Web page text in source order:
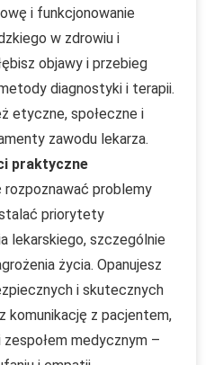
i funkcjonowanie
w zdrowiu i
objawy i przebieg
diagnostyki i terapii.
etyczne, społeczne i
zawodu lekarza.
praktyczne
rozpoznawać problemy
priorytety
lekarskiego, szczególnie
życia. Opanujesz
i skutecznych
komunikację z pacjentem,
zespołem medycznym –